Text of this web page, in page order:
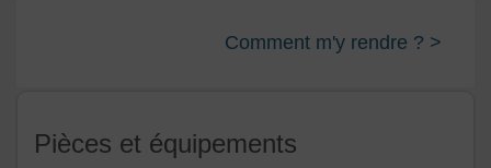
Comment m'y rendre ? >
Pièces et équipements